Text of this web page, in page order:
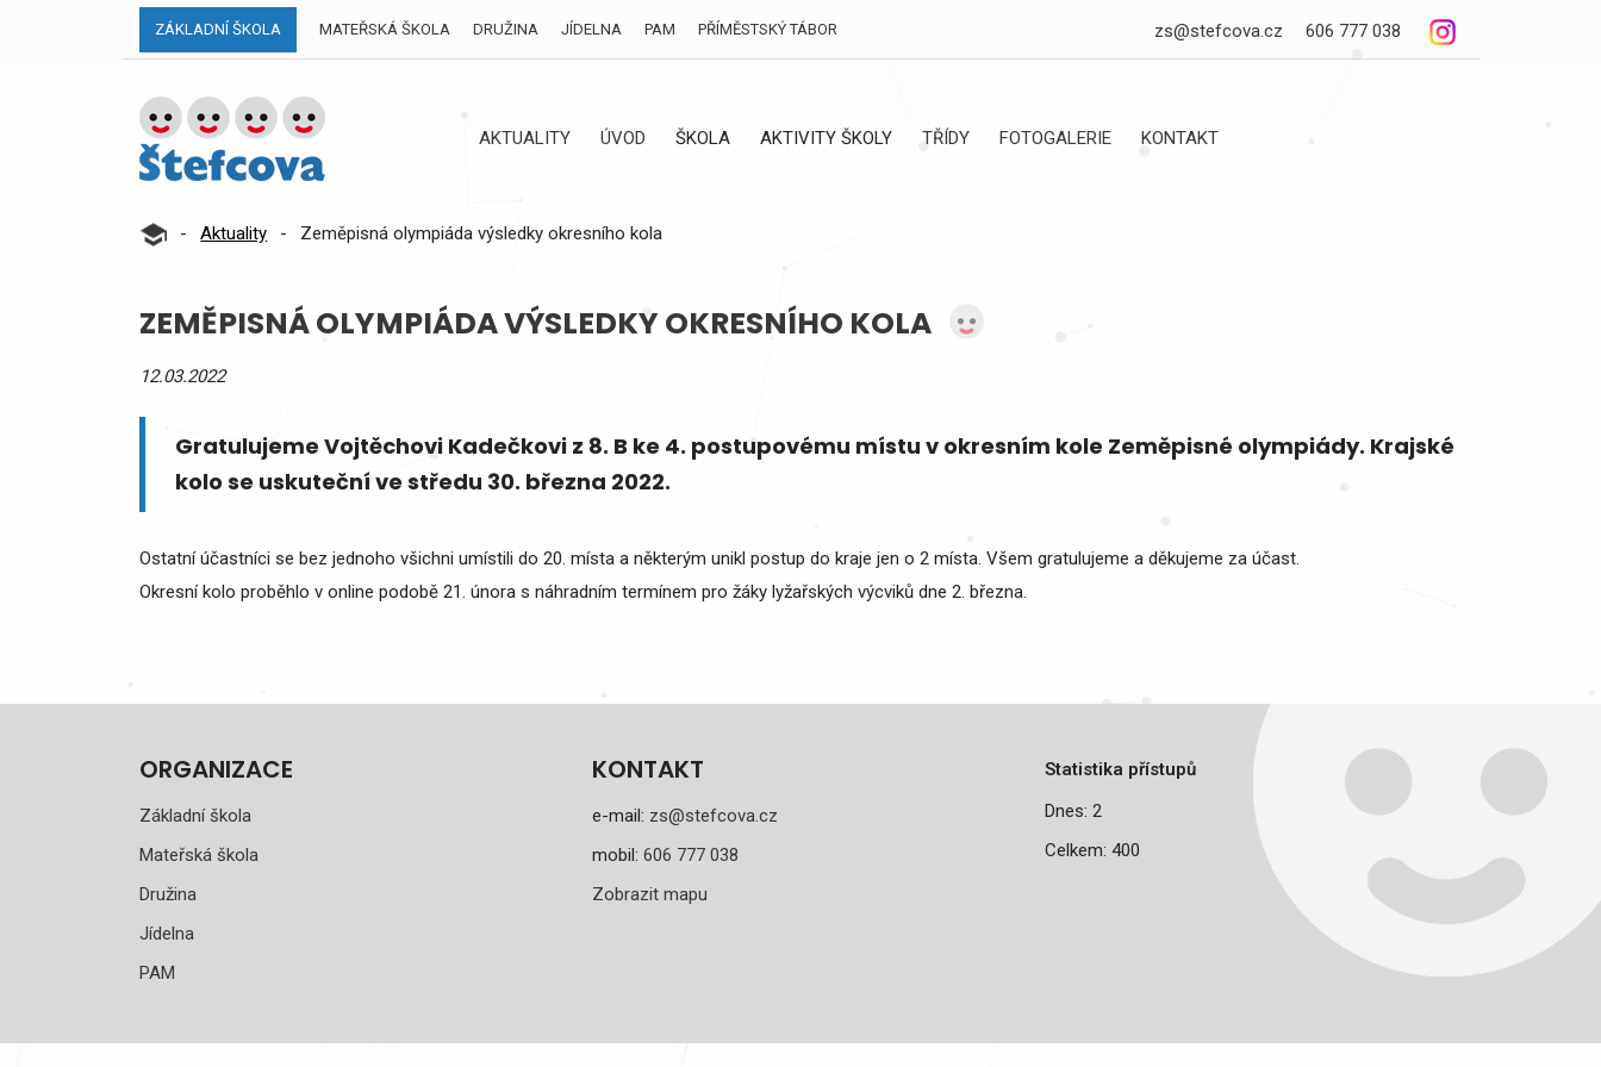
ZÁKLADNÍ ŠKOLA MATEŘSKÁ ŠKOLA DRUŽINA JÍDELNA PAM PŘÍMĚSTSKÝ TÁBOR zs@stefcova.cz 606 777 038
AKTUALITY ÚVOD ŠKOLA AKTIVITY ŠKOLY TŘÍDY FOTOGALERIE KONTAKT
- Aktuality - Zeměpisná olympiáda výsledky okresního kola
ZEMĚPISNÁ OLYMPIÁDA VÝSLEDKY OKRESNÍHO KOLA
12.03.2022
Gratulujeme Vojtěchovi Kadečkovi z 8. B ke 4. postupovému místu v okresním kole Zeměpisné olympiády. Krajské
kolo se uskuteční ve středu 30. března 2022.
Ostatní účastníci se bez jednoho všichni umístili do 20. místa a některým unikl postup do kraje jen o 2 místa. Všem gratulujeme a děkujeme za účast.
Okresní kolo proběhlo v online podobě 21. února s náhradním termínem pro žáky lyžařských výcviků dne 2. března.
ORGANIZACE
Základní škola
Mateřská škola
Družina
Jídelna
PAM
KONTAKT
e-mail: zs@stefcova.cz
mobil: 606 777 038
Zobrazit mapu
Statistika přístupů
Dnes: 2
Celkem: 400